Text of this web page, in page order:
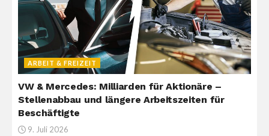
ARBEIT & FREIZEIT
VW & Mercedes: Milliarden für Aktionäre –
Stellenabbau und längere Arbeitszeiten für
Beschäftigte
9. Juli 2026